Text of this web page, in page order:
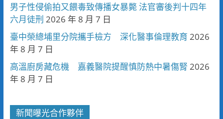
男子性侵偷拍又餵毒致傳播女暴斃 法官審後判十四年
六月徒刑 2026 年 8 月 7 日
臺中榮總埔里分院攜手檢方 深化醫事倫理教育 2026
年 8 月 7 日
高溫廚房藏危機 嘉義醫院提醒慎防熱中暑傷腎 2026
年 8 月 7 日
新聞曝光合作夥伴